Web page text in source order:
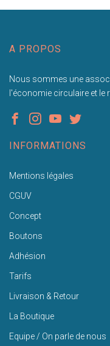
A PROPOS
Nous sommes une
l'économie circulaire et le
INFORMATIONS
Mentions légales
CGUV
Concept
Boutons
Adhésion
Tarifs
Livraison & Retour
La Boutique
Equipe / On parle de nous